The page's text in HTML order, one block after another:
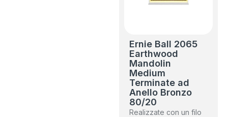
Ernie Ball 2065
Earthwood
Mandolin
Medium
Terminate ad
Anello Bronzo
80/20
Realizzate con un filo